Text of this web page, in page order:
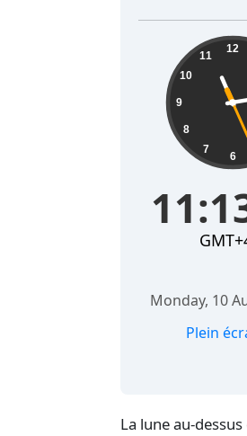
11:13:27 12
6
7
8
9
10
11
Monday, 10
Plein
La lune au-